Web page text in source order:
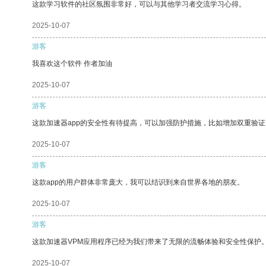
这款学习软件的社区氛围非常好，可以与其他学习者交流学习心得。
2025-10-07
游客
我喜欢这个软件 作者加油
2025-10-07
游客
这款加速器app的安全性有待提高，可以加强防护措施，比如增加双重验
2025-10-07
游客
这款app的用户群体非常庞大，我可以结识到来自世界各地的朋友。
2025-10-07
游客
这款加速器VPM应用程序已经为我们带来了无限的流畅体验和安全性保护
2025-10-07